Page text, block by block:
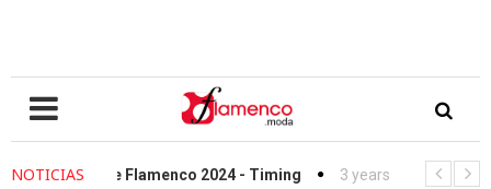
NOTICIAS
- We Love Flamenco 2024 - Timing 3 years ago -
Simof 2023